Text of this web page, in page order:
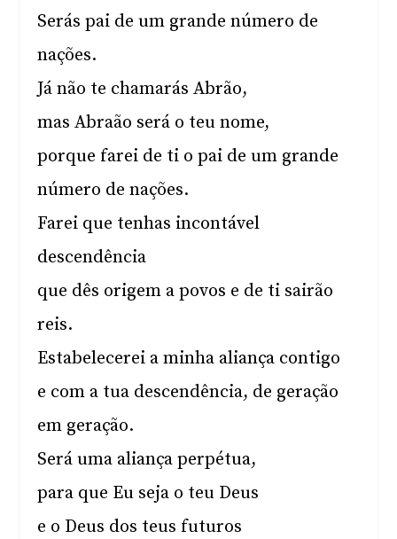
Serás pai de um grande número de
nações.
Já não te chamarás Abrão,
mas Abraão será o teu nome,
porque farei de ti o pai de um grande
número de nações.
Farei que tenhas incontável
descendência
que dês origem a povos e de ti sairão
reis.
Estabelecerei a minha aliança contigo
e com a tua descendência, de geração
em geração.
Será uma aliança perpétua,
para que Eu seja o teu Deus
e o Deus dos teus futuros